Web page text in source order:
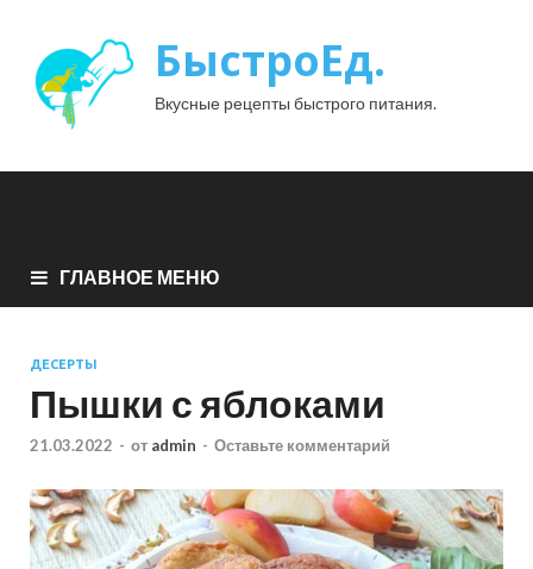
БыстроЕд.
Вкусные рецепты быстрого питания.
ГЛАВНОЕ МЕНЮ
ДЕСЕРТЫ
Пышки с яблоками
21.03.2022 - от admin - Оставьте комментарий